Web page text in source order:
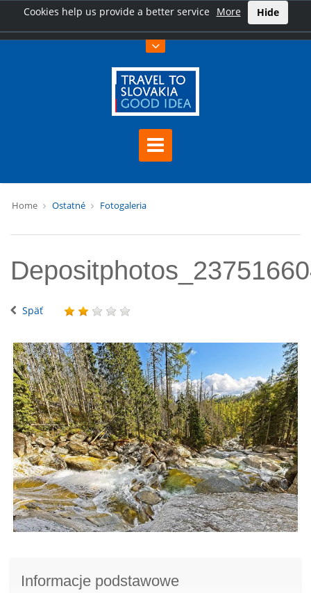
Cookies help us provide a better service More Hide
Home Ostatné Fotogaleria
Späť
Informacje podstawowe